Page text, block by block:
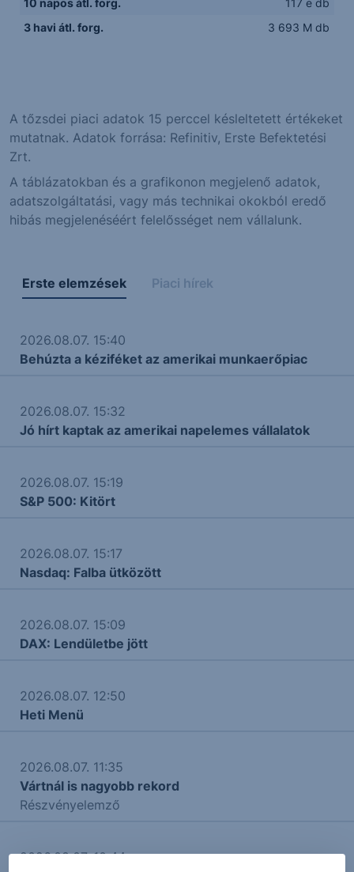
3 havi átl. forg.
3 693 M db
A tőzsdei piaci adatok 15 perccel késleltetett értékeket
mutatnak. Adatok forrása: Refinitiv, Erste Befektetési
Zrt.
A táblázatokban és a grafikonon megjelenő adatok,
adatszolgáltatási, vagy más technikai okokból eredő
hibás megjelenéséért felelősséget nem vállalunk.
Erste elemzések Piaci hírek
2026.08.07. 15:40
Behúzta a kéziféket az amerikai munkaerőpiac
2026.08.07. 15:32
Jó hírt kaptak az amerikai napelemes vállalatok
2026.08.07. 15:19
S&P 500: Kitört
2026.08.07. 15:17
Nasdaq: Falba ütközött
2026.08.07. 15:09
DAX: Lendületbe jött
2026.08.07. 12:50
Heti Menü
2026.08.07. 11:35
Vártnál is nagyobb rekord
Részvényelemző
2026.08.07. 10:44